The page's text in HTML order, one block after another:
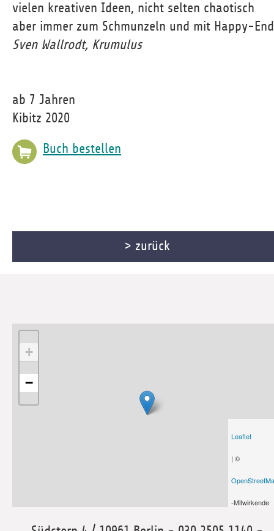
vielen kreativen Ideen, nicht selten chaotisch
aber immer zum Schmunzeln und mit Happy-
Sven Wallrodt, Krumulus
ab 7 Jahren
Kibitz 2020
Buch bestellen
> zurück
+
−
Leaflet
| ©
-Mitwirkende